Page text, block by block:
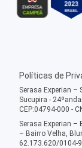
Políticas de
Serasa Experian –
Sucupira -
CEP:04794-000 -
Serasa Experian –
– Bairro Velha,
62.173.620/0104-